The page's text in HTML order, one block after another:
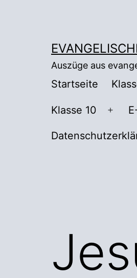
Auszüge aus
Startseite
Klasse 10
Menü